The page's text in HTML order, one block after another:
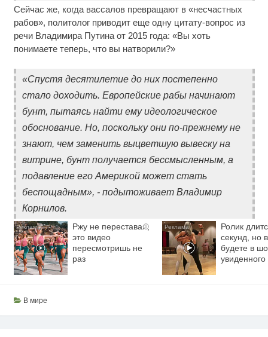
Сейчас же, когда вассалов превращают в «несчастных
рабов», политолог приводит еще одну цитату-вопрос из
речи Владимира Путина от 2015 года: «Вы хоть
понимаете теперь, что вы натворили?»
«Спустя десятилетие до них постепенно
стало доходить. Европейские рабы начинают
бунт, пытаясь найти ему идеологическое
обоснование. Но, поскольку они по-прежнему не
знают, чем заменить выцветшую вывеску на
витрине, бунт получается бессмысленным, а
подавление его Америкой может стать
беспощадным», - подытоживает Владимир
Корнилов.
i
Ржу не переставая,
это видео
пересмотришь не
раз
Ролик
секунд, но
будете в
увиденного
В мире